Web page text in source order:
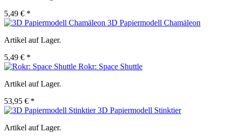
5,49 € *
3D Papiermodell Chamäleon
Artikel auf Lager.
5,49 € *
Rokr: Space Shuttle
Artikel auf Lager.
53,95 € *
3D Papiermodell Stinktier
Artikel auf Lager.